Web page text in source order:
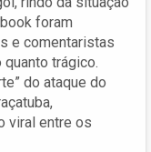
foram
e comentaristas
trágico.
do ataque do
viral entre os